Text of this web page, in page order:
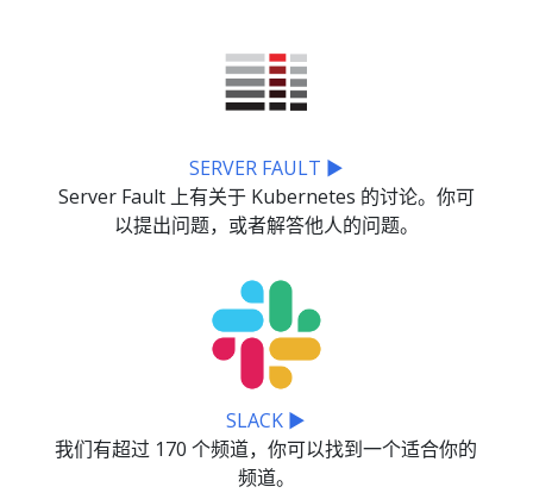
SERVER FAULT ▶
Server Fault 上有关于 Kubernetes 的讨论。你可
以提出问题，或者解答他人的问题。
SLACK ▶
我们有超过 170 个频道，你可以找到一个适合你的
频道。